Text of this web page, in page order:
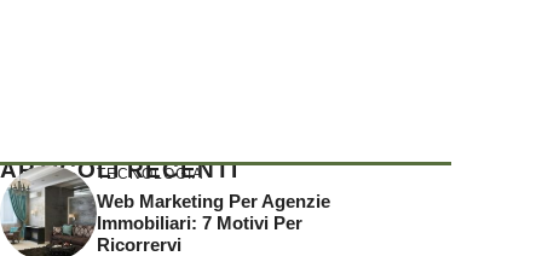
ARTICOLI RECENTI
TECNOLOGIA
Web Marketing Per Agenzie
Immobiliari: 7 Motivi Per
Ricorrervi